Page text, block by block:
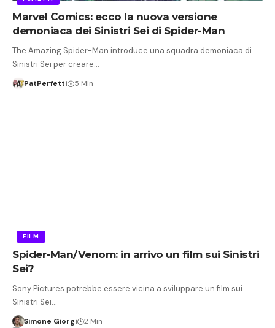
Marvel Comics: ecco la nuova versione
demoniaca dei Sinistri Sei di Spider-Man
The Amazing Spider-Man introduce una squadra demoniaca di
Sinistri Sei per creare…
PatPerfetti 5 Min
FILM
Spider-Man/Venom: in arrivo un film sui Sinistri
Sei?
Sony Pictures potrebbe essere vicina a sviluppare un film sui
Sinistri Sei…
Simone Giorgi 2 Min